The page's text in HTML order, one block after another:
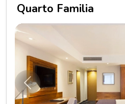
Quarto Familia
Anterior